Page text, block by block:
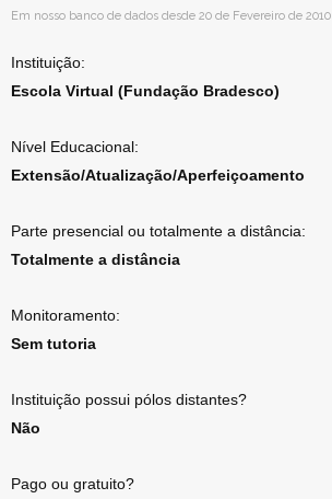
Em nosso banco de dados desde 20 de Fevereiro de 2010
Instituição:
Escola Virtual (Fundação Bradesco)
Nível Educacional:
Extensão/Atualização/Aperfeiçoamento
Parte presencial ou totalmente a distância:
Totalmente a distância
Monitoramento:
Sem tutoria
Instituição possui pólos distantes?
Não
Pago ou gratuito?